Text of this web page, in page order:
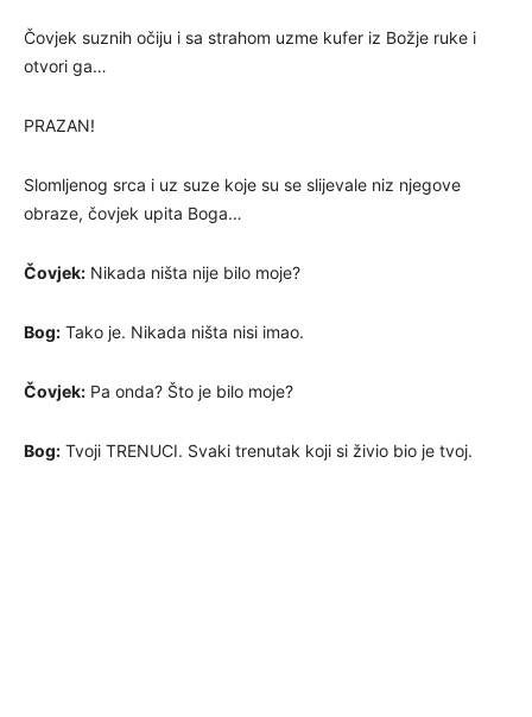
Čovjek suznih očiju i sa strahom uzme kufer iz Božje ruke i
otvori ga…
PRAZAN!
Slomljenog srca i uz suze koje su se slijevale niz njegove
obraze, čovjek upita Boga…
Čovjek: Nikada ništa nije bilo moje?
Bog: Tako je. Nikada ništa nisi imao.
Čovjek: Pa onda? Što je bilo moje?
Bog: Tvoji TRENUCI. Svaki trenutak koji si živio bio je tvoj.